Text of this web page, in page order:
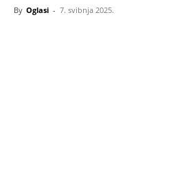
By Oglasi - 7. svibnja 2025.